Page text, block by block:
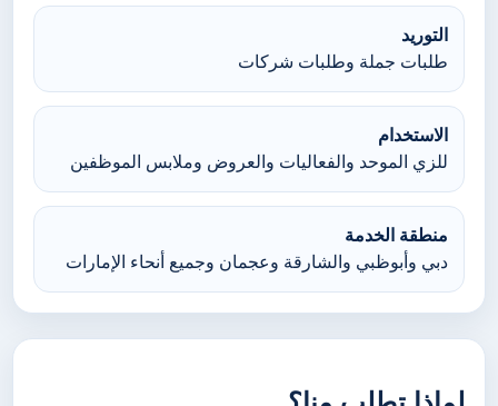
التوريد
طلبات جملة وطلبات شركات
الاستخدام
للزي الموحد والفعاليات والعروض وملابس الموظفين
منطقة الخدمة
دبي وأبوظبي والشارقة وعجمان وجميع أنحاء الإمارات